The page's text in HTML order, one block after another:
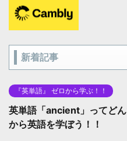
新着記事
『英単語』 ゼロから学ぶ！！
英単語「ancient」ってど
から英語を学ぼう！！